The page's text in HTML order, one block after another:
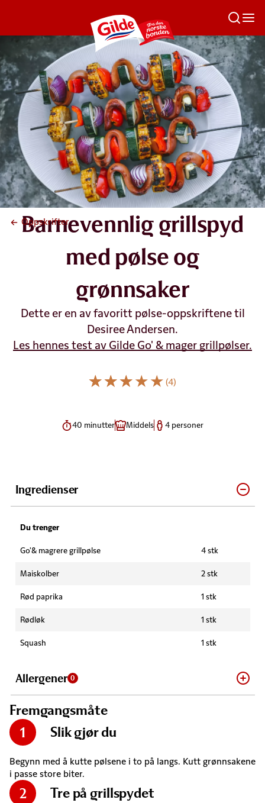
Oppskrifter
Barnevennlig grillspyd
med pølse og
grønnsaker
Dette er en av favoritt pølse-oppskriftene til
Desiree Andersen.
Les hennes test av Gilde Go' & mager grillpølser.
(4)
40 minutter Middels 4 personer
Fremgangsmåte
1
Slik gjør du
Begynn med å kutte pølsene i to på langs. Kutt grønnsakene
i passe store biter.
2 Tre på grillspydet
Ingredienser
Du trenger
Go'& magrere grillpølse 4 stk
Maiskolber 2 stk
Rød paprika 1 stk
Rødløk 1 stk
Squash 1 stk
Allergener 0